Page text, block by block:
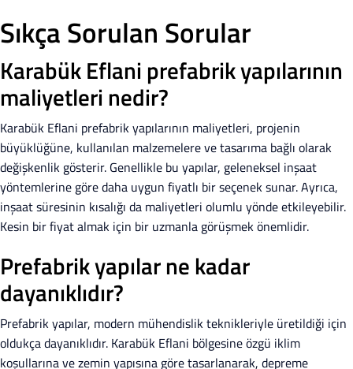
Sıkça Sorulan Sorular
Karabük Eflani prefabrik yapılarının
maliyetleri nedir?
Karabük Eflani prefabrik yapılarının maliyetleri, projenin
büyüklüğüne, kullanılan malzemelere ve tasarıma bağlı olarak
değişkenlik gösterir. Genellikle bu yapılar, geleneksel inşaat
yöntemlerine göre daha uygun fiyatlı bir seçenek sunar. Ayrıca,
inşaat süresinin kısalığı da maliyetleri olumlu yönde etkileyebilir.
Kesin bir fiyat almak için bir uzmanla görüşmek önemlidir.
Prefabrik yapılar ne kadar
dayanıklıdır?
Prefabrik yapılar, modern mühendislik teknikleriyle üretildiği için
oldukça dayanıklıdır. Karabük Eflani bölgesine özgü iklim
koşullarına ve zemin yapısına göre tasarlanarak, depreme